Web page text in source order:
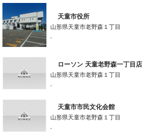
天童市役所
山形県天童市老野森１丁目
-
ローソン 天童老野森一丁目店
山形県天童市老野森１丁目
-
天童市市民文化会館
山形県天童市老野森１丁目
-